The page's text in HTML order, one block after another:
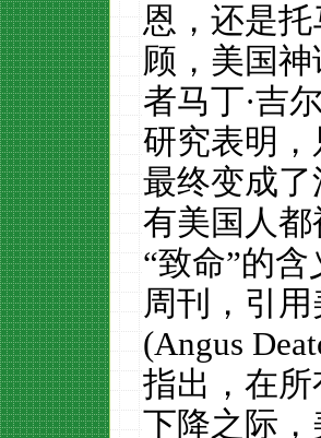
恩，还是
顾，美国
者马丁·吉
研究表明
最终变成
有美国人
“致命”的
周刊，引
(Angus
指出，在
下降之际